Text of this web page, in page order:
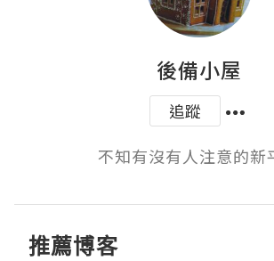
後備小屋
追蹤
不知有沒有人注意的新
推薦博客